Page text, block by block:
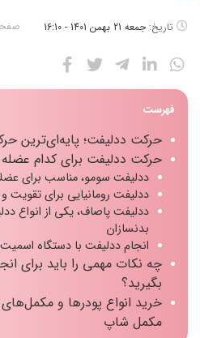
تاریخ: جمعه 21 بهمن 1401 - 16:10
فهرست
حرکت ددلیفت؛ پایه‌ای‌ترین
حرکت ددلیفت برای کدام
ددلیفت سومو، مناسب برای
ددلیفت رومانیایی برای
ددلیفت پاصاف، یکی از انواع
بدنسازان
انجام ددلیفت با دستگاه
چه نکات مهمی را باید برای
بگیرید؟
خرید انواع پودرها و مکمل‌های
مکمل شاپ